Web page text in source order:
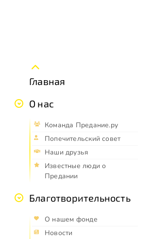
Главная
О нас
Команда Предание.ру
Попечительский совет
Наши друзья
Известные люди о
Предании
Благотворительность
О нашем фонде
Новости